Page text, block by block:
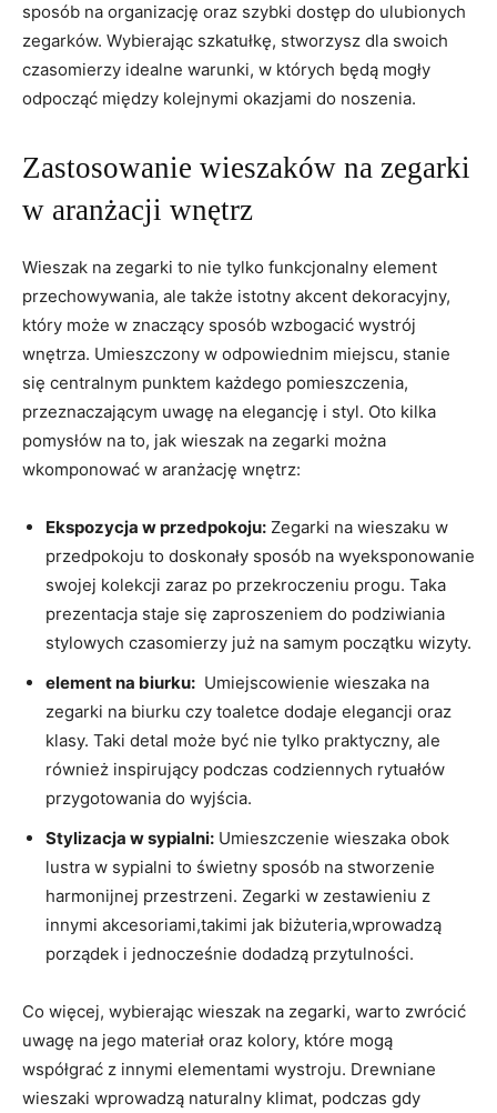
‍sposób na organizację oraz szybki​ dostęp⁣ do ulubionych
zegarków. Wybierając szkatułkę, stworzysz dla ‍swoich
czasomierzy idealne‌ warunki, w których będą‌ mogły
odpocząć między kolejnymi okazjami do noszenia.
Zastosowanie‌ wieszaków na ⁤zegarki
w aranżacji wnętrz
Wieszak ​na zegarki to nie tylko ‍funkcjonalny element
przechowywania, ale także istotny ⁢akcent dekoracyjny,⁢
który ​może w znaczący sposób wzbogacić wystrój
wnętrza. Umieszczony w odpowiednim miejscu, stanie
się centralnym ‌punktem każdego pomieszczenia,
przeznaczającym ⁢uwagę⁣ na elegancję i⁢ styl. Oto kilka
pomysłów na​ to,⁣ jak wieszak‍ na zegarki można
wkomponować w aranżację wnętrz:
Ekspozycja w ⁤przedpokoju: Zegarki na wieszaku w ​
przedpokoju to doskonały sposób na wyeksponowanie
swojej kolekcji zaraz po przekroczeniu ⁣progu. Taka
‌prezentacja staje się ⁢zaproszeniem do podziwiania
stylowych⁢ czasomierzy już‍ na samym początku wizyty.
element na biurku: ⁤ Umiejscowienie wieszaka na
zegarki ‌na biurku czy toaletce dodaje elegancji oraz
klasy. Taki detal może być nie tylko ‍praktyczny, ale⁣
również inspirujący podczas codziennych rytuałów
‌przygotowania do wyjścia.
Stylizacja w sypialni: Umieszczenie‍ wieszaka obok
lustra w⁣ sypialni to świetny sposób na stworzenie
harmonijnej ​przestrzeni. Zegarki w zestawieniu z
innymi akcesoriami,takimi jak biżuteria,wprowadzą
porządek i jednocześnie dodadzą przytulności.
Co więcej, wybierając wieszak na zegarki, warto zwrócić‍
uwagę ⁣na jego materiał oraz kolory, które mogą
współgrać z ‍innymi elementami wystroju.‍ Drewniane
wieszaki wprowadzą naturalny klimat, podczas gdy